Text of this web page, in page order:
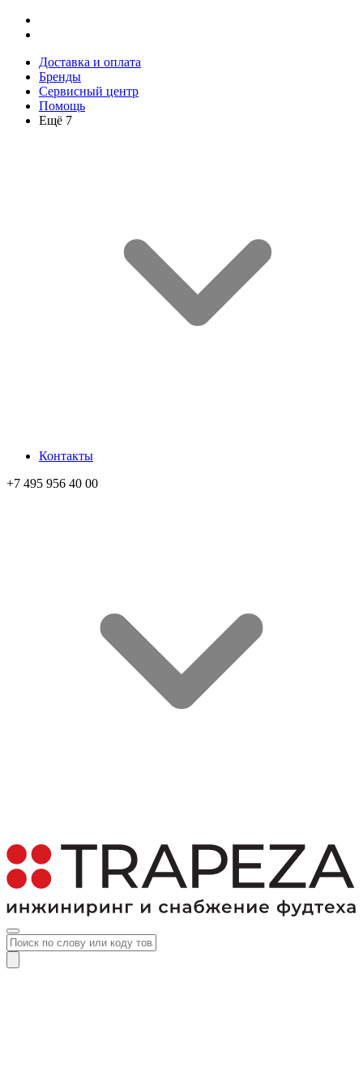
Доставка и оплата
Бренды
Сервисный центр
Помощь
Ещё 7
Контакты
+7 495 956 40 00